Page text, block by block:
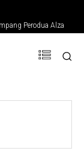
Perodua Alza